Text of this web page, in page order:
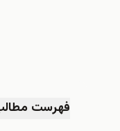
فهرست